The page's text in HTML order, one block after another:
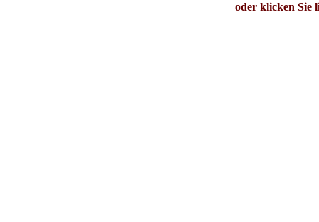
oder klicken Sie